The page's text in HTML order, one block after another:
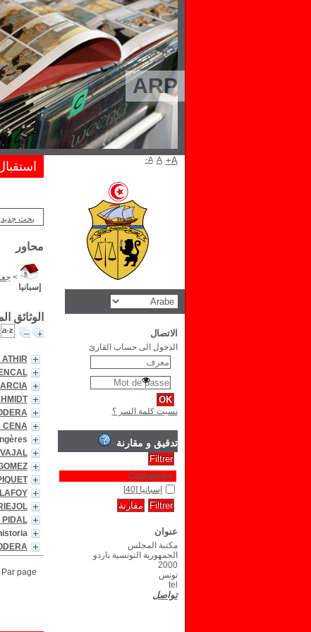
ARP
بحث جديد
محاور
>
إسبانيا
الوثائق
ATHIR
CENA
PIDAL
Par page :
A- A A+
الاتصال
الدخول الى حساب القارئ
نسيت كلمة السر ؟
تدقيق و مقارنة
Catégories
إسبانيا [40]
عنوان
مكتبة المجلس
الجمهورية التونسية باردو
2000
تونس
tel
تواصل